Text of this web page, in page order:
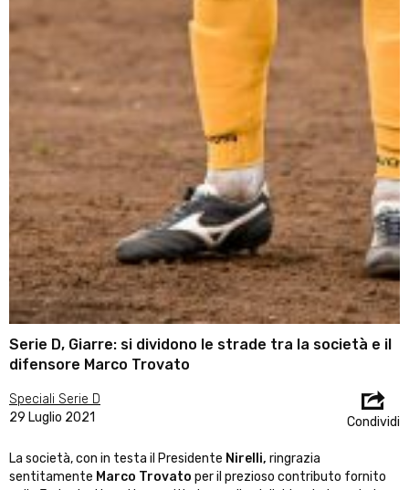
Serie D, Giarre: si dividono le strade tra la società e il
difensore Marco Trovato
Speciali Serie D
29 Luglio 2021
Condividi
La società, con in testa il Presidente Nirelli, ringrazia
sentitamente Marco Trovato per il prezioso contributo fornito